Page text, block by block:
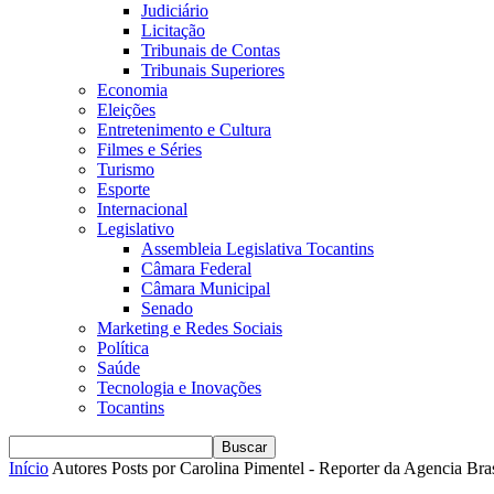
Judiciário
Licitação
Tribunais de Contas
Tribunais Superiores
Economia
Eleições
Entretenimento e Cultura
Filmes e Séries
Turismo
Esporte
Internacional
Legislativo
Assembleia Legislativa Tocantins
Câmara Federal
Câmara Municipal
Senado
Marketing e Redes Sociais
Política
Saúde
Tecnologia e Inovações
Tocantins
Início Autores Posts por Carolina Pimentel - Reporter da Agencia